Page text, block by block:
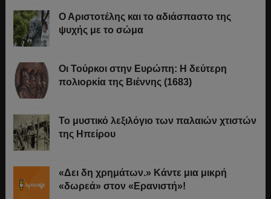
Ο Αριστοτέλης και το αδιάσπαστο της
ψυχής με το σώμα
Οι Τούρκοι στην Ευρώπη: Η δεύτερη
πολιορκία της Βιέννης (1683)
Το μυστικό λεξιλόγιο των παλαιών χτιστών
της Ηπείρου
«Δει δη χρημάτων.» Κάντε μια μικρή
«δωρεά» στον «Ερανιστή»!